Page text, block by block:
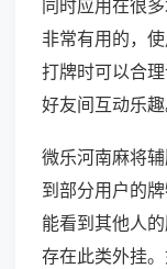
同时应用在很
非常有用的，
打牌时可以合
好友间互动乐趣
微乐河南麻将
到部分用户的
能看到其他人
存在此类外挂